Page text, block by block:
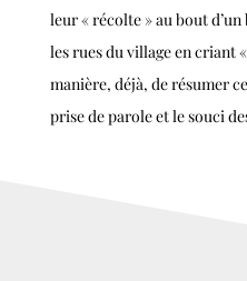
leur « récolte » au bout
les rues du village en criant
manière, déjà, de résumer
prise de parole et le souci